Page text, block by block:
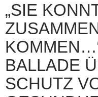
„SIE
BALLADE
SCHUTZ